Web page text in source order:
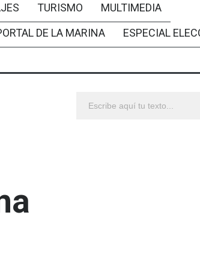
TURISMO
MULTIMEDIA
DE LA MARINA
ESPECIAL